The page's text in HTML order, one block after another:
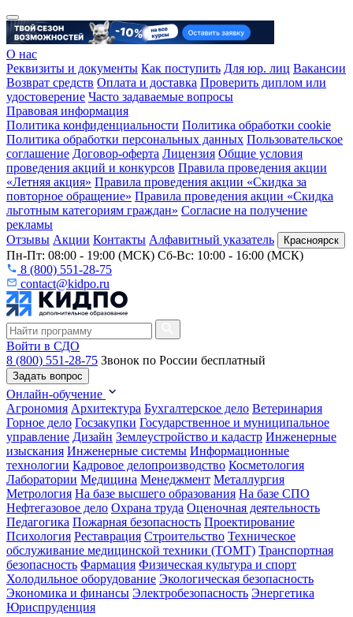
О нас
Реквизиты и документы Как поступить Для юр. лиц Вакансии
Возврат средств Оплата и доставка Проверить диплом или
удостоверение Часто задаваемые вопросы
Правовая информация
Политика конфиденциальности Политика обработки cookie
Политика обработки персональных данных Пользовательское
соглашение Договор-оферта Лицензия Общие условия
проведения акций и конкурсов Правила проведения акции
«Летняя акция» Правила проведения акции «Скидка за
повторное обращение» Правила проведения акции «Скидка
льготным категориям граждан» Согласие на получение
рекламы
Отзывы Акции Контакты Алфавитный указатель Красноярск
Пн-Пт: 08:00 - 19:00 (МСК) Сб-Вс: 10:00 - 16:00 (МСК)
8 (800) 551-28-75
contact@kidpo.ru
Войти в СДО
8 (800) 551-28-75 Звонок по России бесплатный
Задать вопрос
Онлайн-обучение
Агрономия Архитектура Бухгалтерское дело Ветеринария
Горное дело Госзакупки Государственное и муниципальное
управление Дизайн Землеустройство и кадастр Инженерные
изыскания Инженерные системы Информационные
технологии Кадровое делопроизводство Косметология
Лаборатории Медицина Менеджмент Металлургия
Метрология На базе высшего образования На базе СПО
Нефтегазовое дело Охрана труда Оценочная деятельность
Педагогика Пожарная безопасность Проектирование
Психология Реставрация Строительство Техническое
обслуживание медицинской техники (ТОМТ) Транспортная
безопасность Фармация Физическая культура и спорт
Холодильное оборудование Экологическая безопасность
Экономика и финансы Электробезопасность Энергетика
Юриспруденция